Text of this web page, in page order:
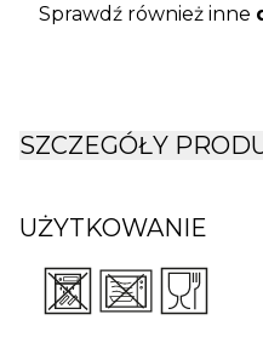
Sprawdź również inne
SZCZEGÓŁY
UŻYTKOWANIE